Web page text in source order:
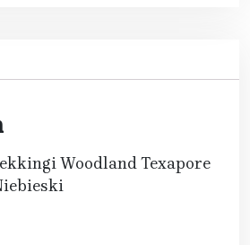
Woodland Texapore